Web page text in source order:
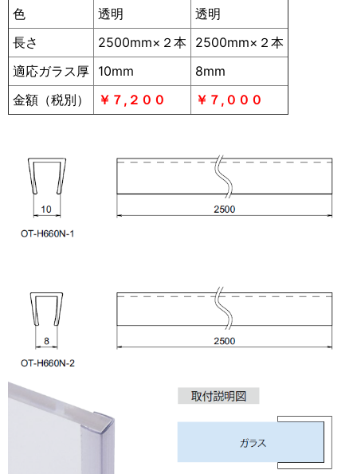
色
透明
透明
長さ
2500mm×２本 2500mm×２本
適応ガラス厚 10mm
8mm
金額（税別）
￥７,２００ ￥７,０００